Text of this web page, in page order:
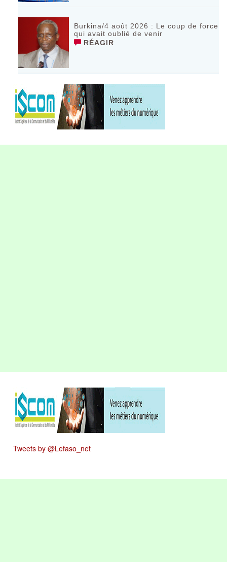
Burkina/4 août 2026 : Le coup de force
qui avait oublié de venir
RÉAGIR
Tweets by @Lefaso_net